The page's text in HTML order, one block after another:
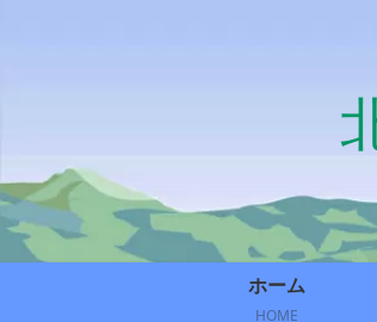
ホーム
HOME